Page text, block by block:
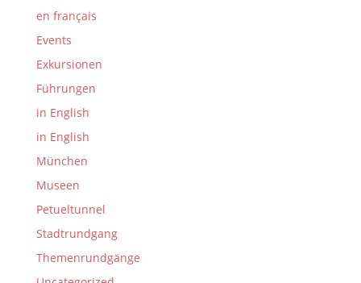
en français
Events
Exkursionen
Führungen
in English
in English
München
Museen
Petueltunnel
Stadtrundgang
Themenrundgänge